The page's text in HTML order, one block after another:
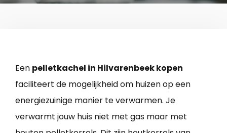
Een pelletkachel in Hilvarenbeek kopen
faciliteert de mogelijkheid om huizen op een
energiezuinige manier te verwarmen. Je
verwarmt jouw huis niet met gas maar met